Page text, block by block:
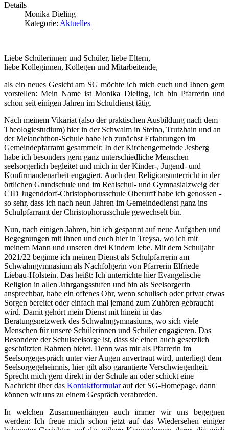
Details
Monika Dieling
Kategorie: Aktuelles
Liebe Schülerinnen und Schüler, liebe Eltern,
liebe Kolleginnen, Kollegen und Mitarbeitende,
als ein neues Gesicht am SG möchte ich mich euch und Ihnen gern
vorstellen: Mein Name ist Monika Dieling, ich bin Pfarrerin und
schon seit einigen Jahren im Schuldienst tätig.
Nach meinem Vikariat (also der praktischen Ausbildung nach dem
Theologiestudium) hier in der Schwalm in Steina, Trutzhain und an
der Melanchthon-Schule habe ich zunächst Erfahrungen im
Gemeindepfarramt gesammelt: In der Kirchengemeinde Jesberg
habe ich besonders gern ganz unterschiedliche Menschen
seelsorgerlich begleitet und mich in der Kinder-, Jugend- und
Konfirmandenarbeit engagiert. Auch den Religionsunterricht in der
örtlichen Grundschule und im Realschul- und Gymnasialzweig der
CJD Jugenddorf-Christophorusschule Oberurff habe ich genossen -
so sehr, dass ich nach neun Jahren im Gemeindedienst ganz ins
Schulpfarramt der Christophorusschule gewechselt bin.
Nun, nach einigen Jahren, bin ich gespannt auf neue Aufgaben und
Begegnungen mit Ihnen und euch hier in Treysa, wo ich mit
meinem Mann und unseren drei Kindern lebe. Mit dem Schuljahr
2021/22 beginne ich meinen Dienst als Schulpfarrerin am
Schwalmgymnasium als Nachfolgerin von Pfarrerin Elfriede
Liebau-Holstein. Das heißt: Ich unterrichte hier Evangelische
Religion in allen Jahrgangsstufen und bin als Seelsorgerin
ansprechbar, habe ein offenes Ohr, wenn schulisch oder privat etwas
Sorgen bereitet oder einfach mal jemand zum Zuhören gebraucht
wird. Damit gehört mein Dienst mit hinein in das
Beratungsnetzwerk des Schwalmgymnasiums, wo sich viele
Menschen für unsere Schülerinnen und Schüler engagieren. Das
Besondere der Schulseelsorge ist, dass sie einen auch gesetzlich
geschützten Rahmen bietet. Denn was mir als Pfarrerin im
Seelsorgegespräch unter vier Augen anvertraut wird, unterliegt dem
Seelsorgegeheimnis, hier gilt also garantierte Verschwiegenheit.
Sprecht mich gern direkt in der Schule an oder schickt eine
Nachricht über das Kontaktformularauf der SG-Homepage, dann
können wir uns zu einem Gespräch verabreden.
In welchen Zusammenhängen auch immer wir uns begegnen
werden: Ich freue mich schon jetzt auf das Wiedersehen einiger